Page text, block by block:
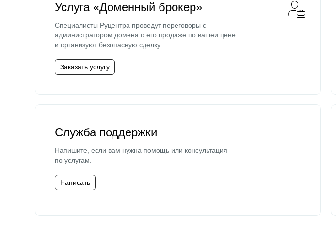
Услуга «Доменный брокер»
Специалисты Руцентра проведут переговоры с
администратором домена о его продаже по вашей цене
и организуют безопасную сделку.
Заказать услугу
Служба поддержки
Напишите, если вам нужна помощь или консультация
по услугам.
Написать